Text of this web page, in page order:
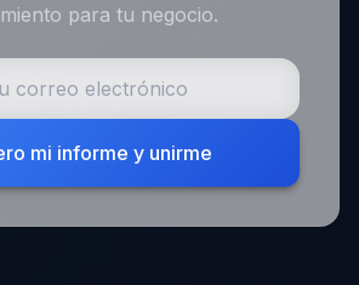
para tu negocio.
mi informe y unirme